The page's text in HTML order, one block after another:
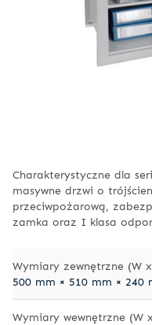
Charakterystyczne dla
masywne drzwi o
przeciwpożarową,
zamka oraz I klasa
Wymiary zewnętrzne (W
500 mm × 510 mm × 240
Wymiary wewnętrzne (W